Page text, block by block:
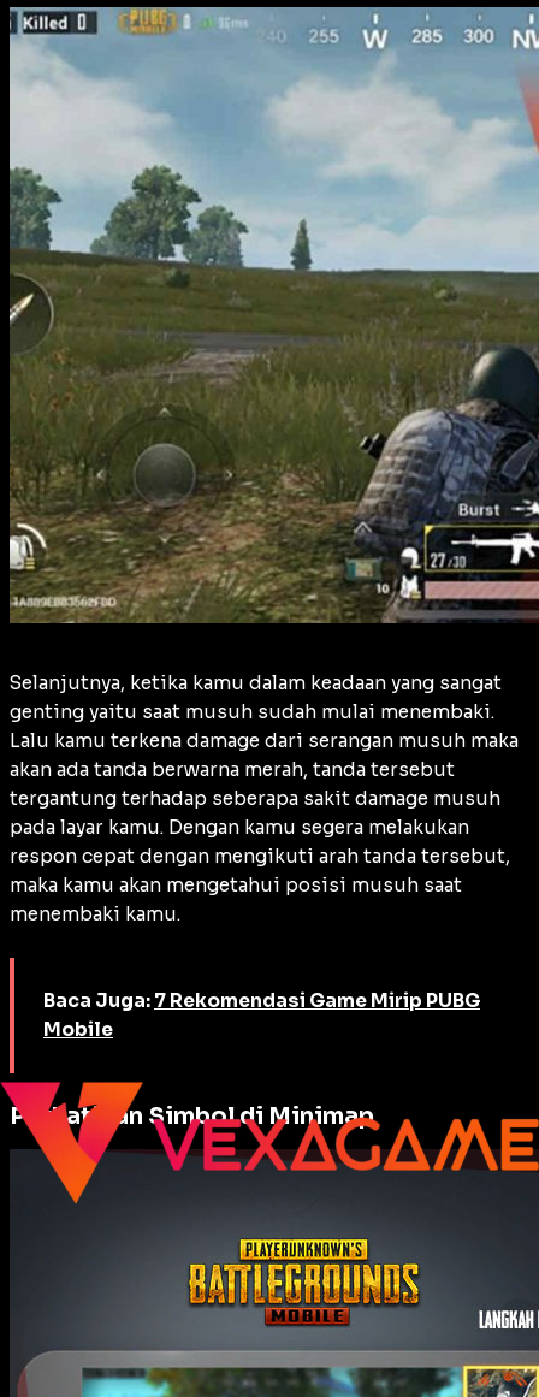
Selanjutnya, ketika kamu dalam keadaan yang sangat
genting yaitu saat musuh sudah mulai menembaki.
Lalu kamu terkena damage dari serangan musuh maka
akan ada tanda berwarna merah, tanda tersebut
tergantung terhadap seberapa sakit damage musuh
pada layar kamu. Dengan kamu segera melakukan
respon cepat dengan mengikuti arah tanda tersebut,
maka kamu akan mengetahui posisi musuh saat
menembaki kamu.
Baca Juga: 7 Rekomendasi Game Mirip PUBG
Mobile
Perhatikan Simbol di Minimap